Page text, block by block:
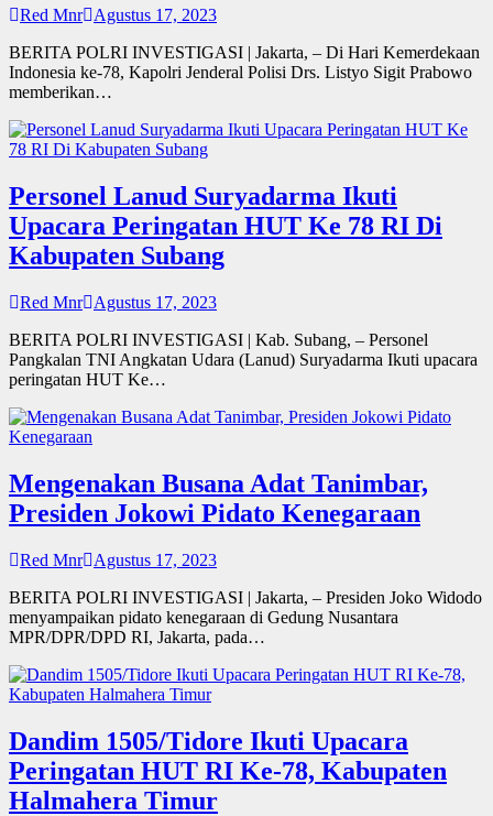
Red Mnr
Agustus 17, 2023
BERITA POLRI INVESTIGASI | Jakarta, – Di Hari Kemerdekaan
Indonesia ke-78, Kapolri Jenderal Polisi Drs. Listyo Sigit Prabowo
memberikan…
Personel Lanud Suryadarma Ikuti
Upacara Peringatan HUT Ke 78 RI Di
Kabupaten Subang
Red Mnr
Agustus 17, 2023
BERITA POLRI INVESTIGASI | Kab. Subang, – Personel
Pangkalan TNI Angkatan Udara (Lanud) Suryadarma Ikuti upacara
peringatan HUT Ke…
Mengenakan Busana Adat Tanimbar,
Presiden Jokowi Pidato Kenegaraan
Red Mnr
Agustus 17, 2023
BERITA POLRI INVESTIGASI | Jakarta, – Presiden Joko Widodo
menyampaikan pidato kenegaraan di Gedung Nusantara
MPR/DPR/DPD RI, Jakarta, pada…
Dandim 1505/Tidore Ikuti Upacara
Peringatan HUT RI Ke-78, Kabupaten
Halmahera Timur